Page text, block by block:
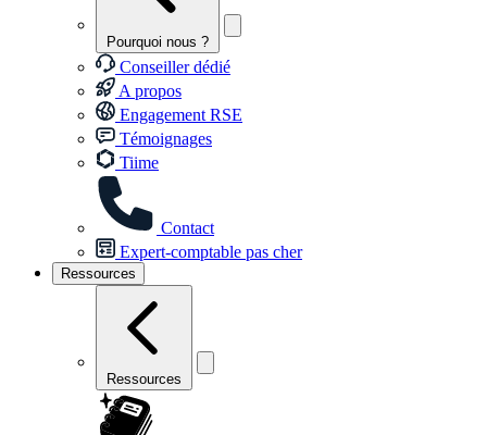
Pourquoi nous ?
Conseiller dédié
A propos
Engagement RSE
Témoignages
Tiime
Contact
Expert-comptable pas cher
Ressources
Ressources